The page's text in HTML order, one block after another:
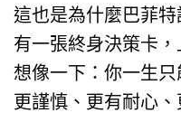
這也是為什麼巴菲
有一張終身決策卡
想像一下：你一生
更謹慎、更有耐心